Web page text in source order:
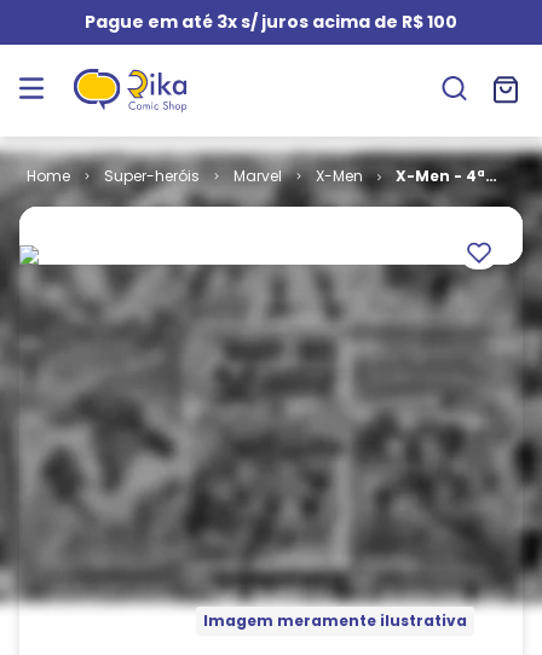
Pague em até 3x s/ juros acima de R$ 100
Super-heróis Marvel X-Men
X-Men - 4ª
Série # 06
Imagem meramente ilustrativa